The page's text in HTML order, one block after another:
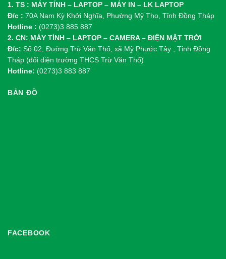
1. TS : MÁY TÍNH – LAPTOP – MÁY IN – LK LAPTOP
Đ/c : 70A Nam Kỳ Khởi Nghĩa, Phường Mỹ Tho, Tỉnh Đồng Tháp
Hotline : (0273)3 885 887
2. CN: MÁY TÍNH – LAPTOP – CAMERA – ĐIỆN MẶT TRỜI
Đ/c: Số 02, Đường Trừ Văn Thố, xã Mỹ Phước Tây , Tỉnh Đồng
Tháp (đối diện trường THCS Trừ Văn Thố)
Hotline: (0273)3 883 887
BẢN ĐỒ
FACEBOOK